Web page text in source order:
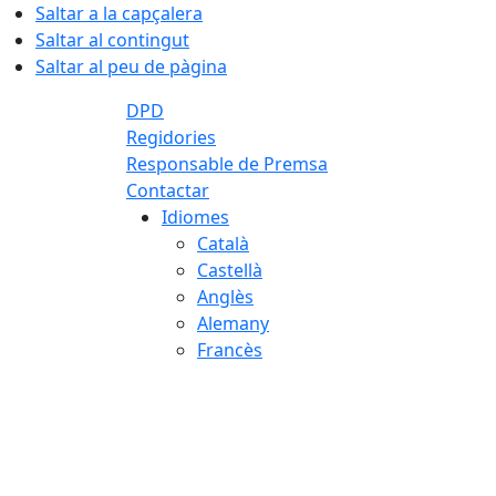
Saltar a la capçalera
Saltar al contingut
Saltar al peu de pàgina
DPD
Regidories
Responsable de Premsa
Contactar
Idiomes
Català
Castellà
Anglès
Alemany
Francès